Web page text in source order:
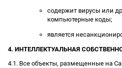
содержит вирусы или
компьютерные коды;
является
4. ИНТЕЛЛЕКТУАЛЬНАЯ
4.1. Все объекты, размещенные на